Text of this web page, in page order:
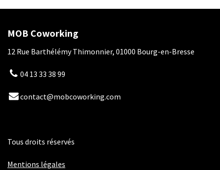
MOB Coworking
12 Rue Barthélémy Thimonnier, 01000 Bourg-en-Bresse
04 13 33 38 99
contact@mobcoworking.com
Tous droits réservés
Mentions légales